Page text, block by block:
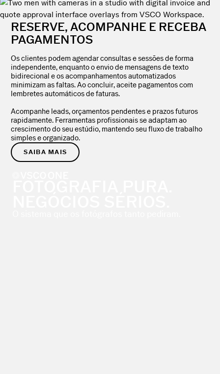
RESERVE, ACOMPANHE E RECEBA
PAGAMENTOS
Os clientes podem agendar consultas e sessões de forma
independente, enquanto o envio de mensagens de texto
bidirecional e os acompanhamentos automatizados
minimizam as faltas. Ao concluir, aceite pagamentos com
lembretes automáticos de faturas.
Acompanhe leads, orçamentos pendentes e prazos futuros
rapidamente. Ferramentas profissionais se adaptam ao
crescimento do seu estúdio, mantendo seu fluxo de trabalho
simples e organizado.
SAIBA MAIS